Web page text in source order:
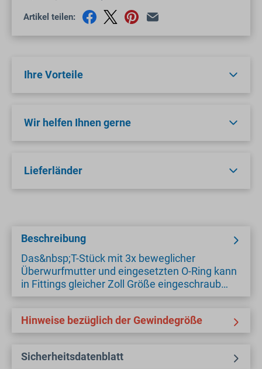
Artikel teilen:
Ihre Vorteile
Wir helfen Ihnen gerne
Lieferländer
Beschreibung
Das&nbsp;T-Stück mit 3x beweglicher
Überwurfmutter und eingesetzten O-Ring kann
in Fittings gleicher Zoll Größe eingeschraub…
Hinweise bezüglich der Gewindegröße
Sicherheitsdatenblatt